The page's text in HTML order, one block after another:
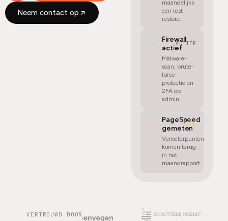
Neem contact op
maandelijks
een test-
restore.
Firewall
actief
ACTIEF
Malware-
scan, brute-
force-
protectie en
2FA op
admin.
PageSpeed
gemeten
ACTIE
Verbeterpunten
komen terug
in het
maandrapport.
VERTROUWD DOOR